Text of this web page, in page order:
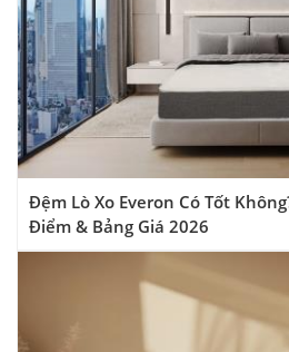
Đệm Lò Xo Everon Có Tốt
Điểm & Bảng Giá 2026